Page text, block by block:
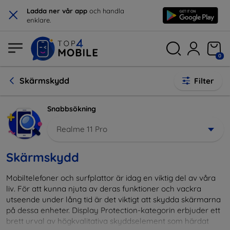
× Ladda ner vår app och handla
enklare.
0
Skärmskydd Filter
Snabbsökning
Realme 11 Pro
Skärmskydd
Mobiltelefoner och surfplattor är idag en viktig del av våra
liv. För att kunna njuta av deras funktioner och vackra
utseende under lång tid är det viktigt att skydda skärmarna
på dessa enheter. Display Protection-kategorin erbjuder ett
brett urval av högkvalitativa skyddselement som härdat